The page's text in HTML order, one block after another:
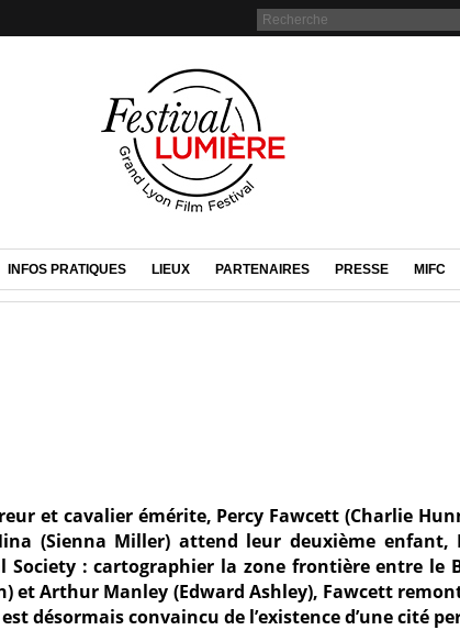
INFOS PRATIQUES LIEUX PARTENAIRES PRESSE MIFC
et cavalier émérite, Percy Fawcett (Charlie
(Sienna Miller) attend leur deuxième
Society : cartographier la zone frontière entre le
et Arthur Manley (Edward Ashley), Fawcett
désormais convaincu de l’existence d’une cité